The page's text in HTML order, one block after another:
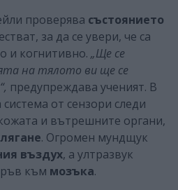
проверява състоянието
за да се увери, че са
и когнитивно. „Ще се
на тялото ви ще се
предупреждава ученият. В
от сензори следи
и вътрешните органи,
. Огромен мундщук
въздух, а ултразвук
към мозъка.